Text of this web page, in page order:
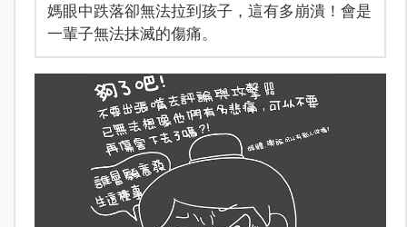
媽眼中跌落卻無法拉到孩子，這有多崩潰！會是
一輩子無法抹滅的傷痛。